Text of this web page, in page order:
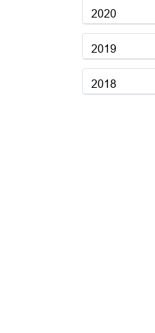
2020
2019
2018